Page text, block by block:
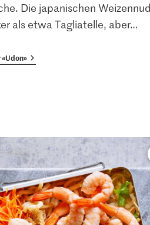
Die japanischen
als etwa Tagliatelle, aber…
«Udon»